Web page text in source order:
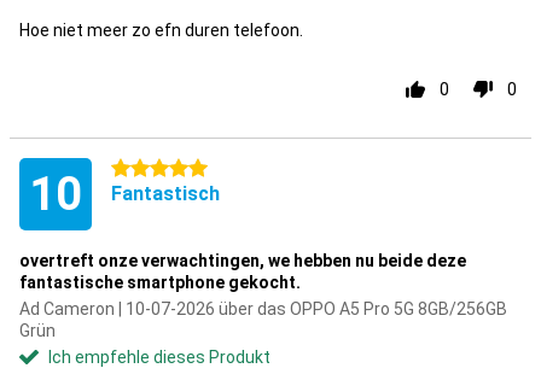
Hoe niet meer zo efn duren telefoon.
0 0
10 5 Sterne
Fantastisch
overtreft onze verwachtingen, we hebben nu beide deze
fantastische smartphone gekocht.
Ad Cameron | 10-07-2026 über das OPPO A5 Pro 5G 8GB/256GB
Grün
Ich empfehle dieses Produkt